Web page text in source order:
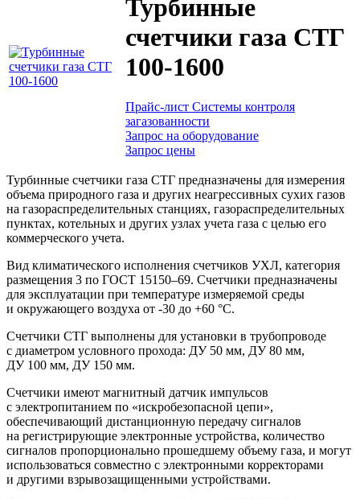
Турбинные
счетчики газа СТГ
100-1600
Прайс-лист Системы контроля
загазованности
Запрос на оборудование
Запрос цены
Турбинные счетчики газа СТГ предназначены для измерения
объема природного газа и других неагрессивных сухих газов
на газораспределительных станциях, газораспределительных
пунктах, котельных и других узлах учета газа с целью его
коммерческого учета.
Вид климатического исполнения счетчиков УХЛ, категория
размещения 3 по ГОСТ 15150–69. Счетчики предназначены
для эксплуатации при температуре измеряемой среды
и окружающего воздуха от -30 до +60 °С.
Счетчики СТГ выполнены для установки в трубопроводе
с диаметром условного прохода: ДУ 50 мм, ДУ 80 мм,
ДУ 100 мм, ДУ 150 мм.
Счетчики имеют магнитный датчик импульсов
с электропитанием по «искробезопасной цепи»,
обеспечивающий дистанционную передачу сигналов
на регистрирующие электронные устройства, количество
сигналов пропорционально прошедшему объему газа, и могут
использоваться совместно с электронными корректорами
и другими взрывозащищенными устройствами.